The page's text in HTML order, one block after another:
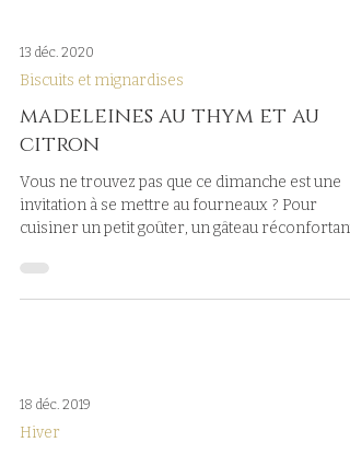
13 déc. 2020
Biscuits et mignardises
madeleines au thym et au
citron
Vous ne trouvez pas que ce dimanche est une
invitation à se mettre au fourneaux ? Pour
cuisiner un petit goûter, un gâteau
18 déc. 2019
Hiver